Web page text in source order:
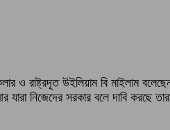
ও রাষ্ট্রদূত উইলিয়াম বি মাইলাম
যারা নিজেদের সরকার বলে দাবি করছে